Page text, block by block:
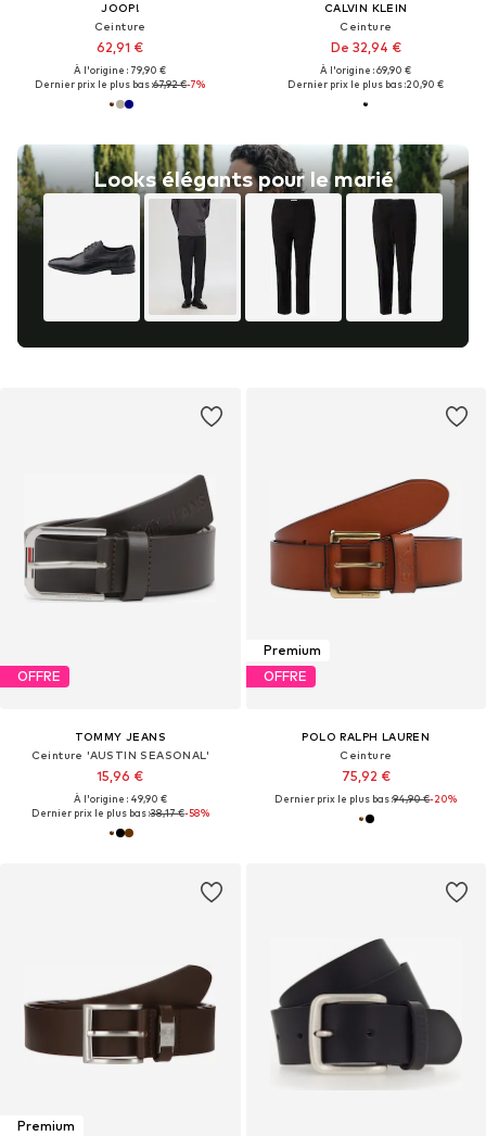
JOOP!
Ceinture
62,91 €
À l'origine : 79,90 €
Dernier prix le plus bas :67,92 €-7%
CALVIN KLEIN
Ceinture
De 32,94 €
À l'origine : 69,90 €
Dernier prix le plus bas :20,90 €
Looks élégants pour le marié
OFFRE
TOMMY JEANS
Ceinture 'AUSTIN SEASONAL'
15,96 €
À l'origine : 49,90 €
Dernier prix le plus bas :38,17 €-58%
Premium
OFFRE
POLO RALPH LAUREN
Ceinture
75,92 €
Dernier prix le plus bas :94,90 €-20%
Premium